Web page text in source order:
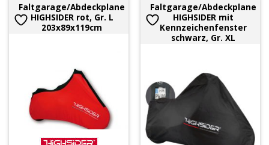
Faltgarage/Abdeckplane
HIGHSIDER rot, Gr. L
203x89x119cm
Faltgarage/Abdeckplane
HIGHSIDER mit
Kennzeichenfenster
schwarz, Gr. XL